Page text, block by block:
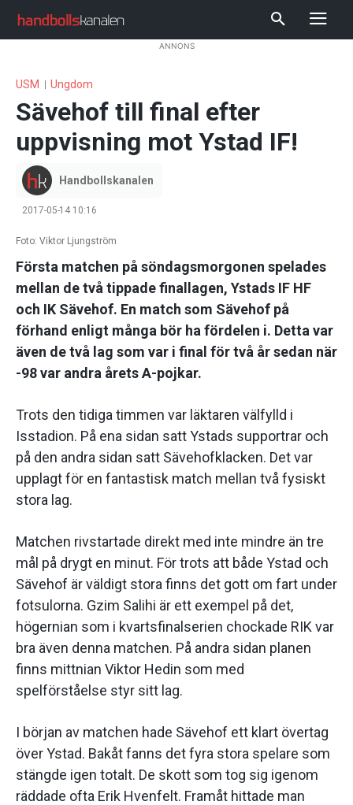
ANNONS
USM Ungdom
Sävehof till final efter
uppvisning mot Ystad IF!
Handbollskanalen
2017-05-14 10:16
Foto: Viktor Ljungström
Första matchen på söndagsmorgonen spelades
mellan de två tippade finallagen, Ystads IF HF
och IK Sävehof. En match som Sävehof på
förhand enligt många bör ha fördelen i. Detta var
även de två lag som var i final för två år sedan när
-98 var andra årets A-pojkar.
Trots den tidiga timmen var läktaren välfylld i
Isstadion. På ena sidan satt Ystads supportrar och
på den andra sidan satt Sävehofklacken. Det var
upplagt för en fantastisk match mellan två fysiskt
stora lag.
Matchen rivstartade direkt med inte mindre än tre
mål på drygt en minut. För trots att både Ystad och
Sävehof är väldigt stora finns det gott om fart under
fotsulorna. Gzim Salihi är ett exempel på det,
högernian som i kvartsfinalserien chockade RIK var
bra även denna matchen. På andra sidan planen
finns mittnian Viktor Hedin som med
spelförståelse styr sitt lag.
I början av matchen hade Sävehof ett klart övertag
över Ystad. Bakåt fanns det fyra stora spelare som
stängde igen totalt. De skott som tog sig igenom
räddade ofta Erik Hvenfelt. Framåt hittade man